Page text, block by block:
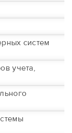
систем
учета,